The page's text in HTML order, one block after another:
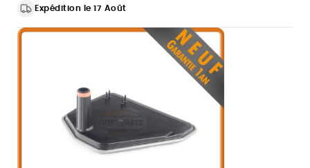
Expédition le 17 Août